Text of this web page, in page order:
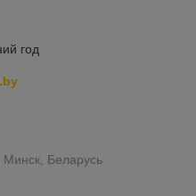
год
Беларусь